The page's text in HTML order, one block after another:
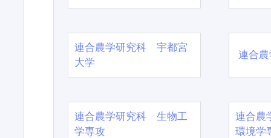
連合農学研究科 宇都宮
大学
連合
連合農学研究科 生物工
学専攻
連合農
環境学